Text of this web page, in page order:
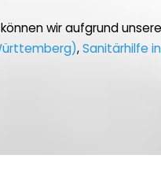
wir aufgrund
,Sanitärhilfe